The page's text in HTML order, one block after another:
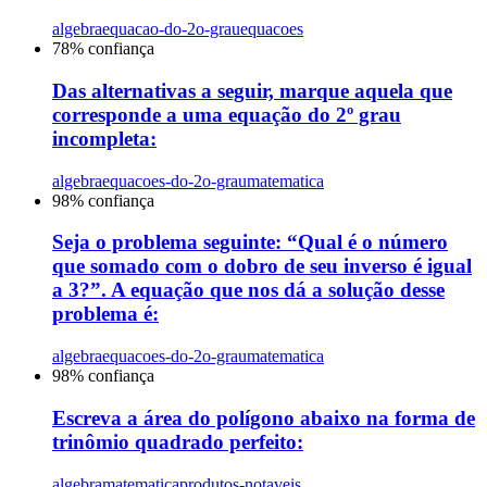
algebraequacao-do-2o-grauequacoes
78% confiança
Das alternativas a seguir, marque aquela que
corresponde a uma equação do 2º grau
incompleta:
algebraequacoes-do-2o-graumatematica
98% confiança
Seja o problema seguinte: “Qual é o número
que somado com o dobro de seu inverso é igual
a 3?”. A equação que nos dá a solução desse
problema é:
algebraequacoes-do-2o-graumatematica
98% confiança
Escreva a área do polígono abaixo na forma de
trinômio quadrado perfeito: